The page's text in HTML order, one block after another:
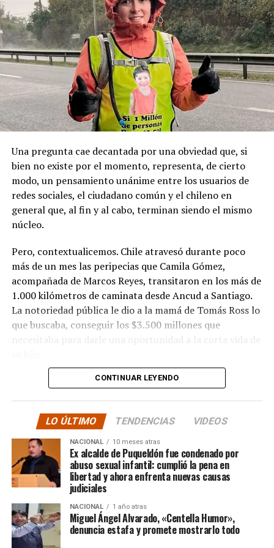
Pese a la gravedad a la gravedad de los hechos, no se
registraron declaraciones públicas de su partido ni
sanciones políticas posteriores.
geopolítica que es tan importante”.
Recordemos que el 21 de Septiembre de 1883 se produjo
la Toma de Posesión del Estrecho de Magallanes, donde
el capitán Juan Guillermos y 23 tripulantes a bordo de la
Goleta de Guerra Ancud de la Armada tomaron posesión
de estas tierras patagónicas donde izaron la bandera
nacional declarando este territorio como parte de Chile.
Una pregunta cae decantada por una obviedad que, si
bien no existe por el momento, representa, de cierto
modo, un pensamiento unánime entre los usuarios de
redes sociales, el ciudadano común y el chileno en
general que, al fin y al cabo, terminan siendo el mismo
núcleo.
Pero, contextualicemos. Chile atravesó durante poco
más de un mes las peripecias que Camila Gómez,
acompañada de Marcos Reyes, transitaron en los más de
1.000 kilómetros de caminata desde Ancud a Santiago.
La notoriedad pública le dio a la mamá de Tomás Ross lo
que buscaba, conseguir los $3.500 millones que
necesitaba para darle una oportunidad a la corta vida de
La solidaridad y empatía de los chilenos en cada paso
sino que se superó con creces. De hecho, el último
cómputo dado a conocer reveló la suma total de
$3.689.545.200.
Según Camila Gómez, el excedente de casi $200
millones sería destinadopara los costos médicos
asociados al suministro del Elevidys «porque los 3.500
millonessolo incluye el frasco del fármaco y no los
otros gastos relacionados con los tres meses del
tratamiento
«, indicó a Meganonoticias.cl
CONTINUAR LEYENDO
LO ÚLTIMO TENDENCIAS VIDEOS
NACIONAL 10 meses atras
Ex alcalde de Puqueldón fue condenado por
abuso sexual infantil: cumplió la pena en
libertad y ahora enfrenta nuevas causas
judiciales
NACIONAL 1 año atras
Miguel Ángel Alvarado, «Centella Humor»,
denuncia estafa y promete mostrarlo todo